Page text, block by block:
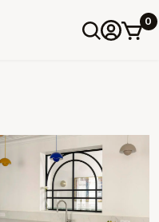
0